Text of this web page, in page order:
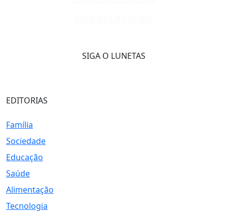
SIGA O LUNETAS
EDITORIAS
Família
Sociedade
Educação
Saúde
Alimentação
Tecnologia